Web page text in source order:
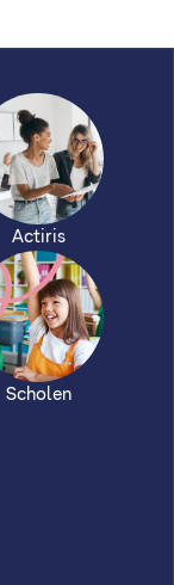
Actiris
Scholen